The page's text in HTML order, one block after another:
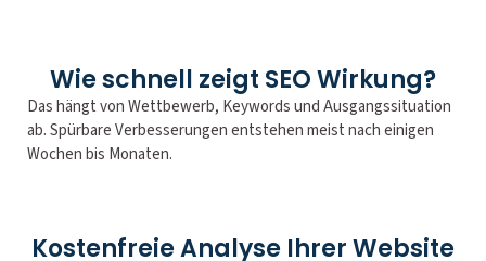
Wie schnell zeigt SEO Wirkung?
Das hängt von Wettbewerb, Keywords und Ausgangssituation
ab. Spürbare Verbesserungen entstehen meist nach einigen
Wochen bis Monaten.
Kostenfreie Analyse Ihrer Website